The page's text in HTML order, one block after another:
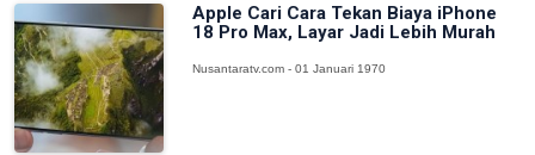
Apple Cari Cara Tekan Biaya iPhone
18 Pro Max, Layar Jadi Lebih Murah
Nusantaratv.com - 01 Januari 1970